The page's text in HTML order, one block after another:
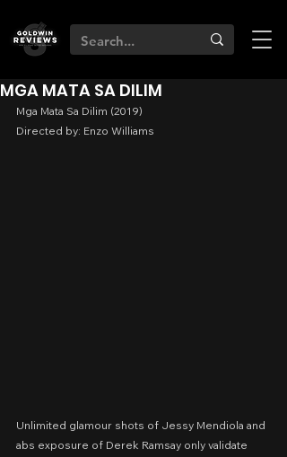
MGA MATA SA DILIM
Mga Mata Sa Dilim (2019)
Directed by: Enzo Williams
Unlimited glamour shots of Jessy Mendiola and
abs exposure of Derek Ramsay only validate